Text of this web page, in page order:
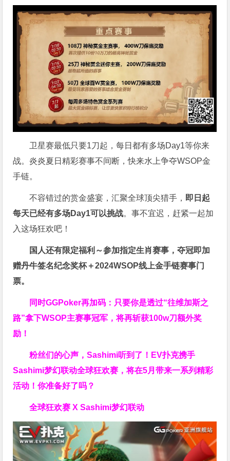
卫星赛最低只要1刀起，每日都有多场Day1等你来
战。炎炎夏日精彩赛事不间断，快来水上争夺WSOP金
手链。
不容错过的赏金盛宴，汇聚全球顶尖猎手， 即日起
每天已经有多场Day1可以挑战。事不宜迟，赶紧一起加
入这场狂欢吧！
国人还有限定福利～参加指定生肖赛事，夺冠即加
赠丹牛签名纪念奖杯＋2024WSOP线上金手链赛事门
票。
同时GGPoker再加码：只要你是透过“往维加斯之
路”拿下WSOP主赛事冠军，将再斩获100w刀额外奖
励！
粉丝们的心声，Sashimi听到了！EV扑克携手
Sashimi梦幻联动全球狂欢赛，将在5月带来一系列精彩
活动！你准备好了吗？
全球狂欢赛 X Sashimi梦幻联动